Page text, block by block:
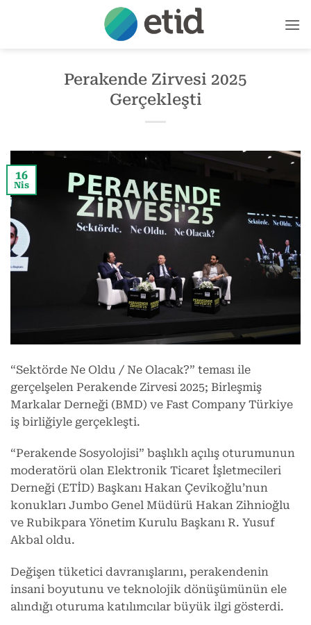
Perakende Zirvesi 2025
Gerçekleşti
16
Nis
“Sektörde Ne Oldu / Ne Olacak?” teması ile
gerçelşelen Perakende Zirvesi 2025; Birleşmiş
Markalar Derneği (BMD) ve Fast Company Türkiye
iş birliğiyle gerçekleşti.
“Perakende Sosyolojisi” başlıklı açılış oturumunun
moderatörü olan Elektronik Ticaret İşletmecileri
Derneği (ETİD) Başkanı Hakan Çevikoğlu’nun
konukları Jumbo Genel Müdürü Hakan Zihnioğlu
ve Rubikpara Yönetim Kurulu Başkanı R. Yusuf
Akbal oldu.
Değişen tüketici davranışlarını, perakendenin
insani boyutunu ve teknolojik dönüşümünün ele
alındığı oturuma katılımcılar büyük ilgi gösterdi.